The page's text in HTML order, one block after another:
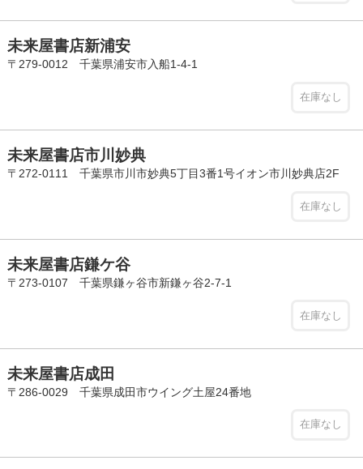
未来屋書店新浦安
〒279-0012 千葉県浦安市入船1-4-1
在庫なし
未来屋書店市川妙典
〒272-0111 千葉県市川市妙典5丁目3番1号イオン市川妙典店2F
在庫なし
未来屋書店鎌ケ谷
〒273-0107 千葉県鎌ヶ谷市新鎌ヶ谷2-7-1
在庫なし
未来屋書店成田
〒286-0029 千葉県成田市ウイング土屋24番地
在庫なし